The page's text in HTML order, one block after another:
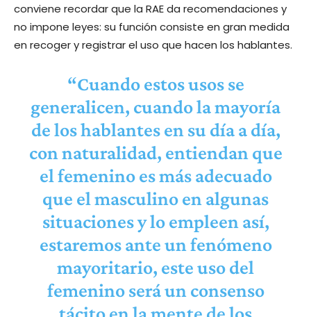
conviene recordar que la RAE da recomendaciones y
no impone leyes: su función consiste en gran medida
en recoger y registrar el uso que hacen los hablantes.
“Cuando estos usos se
generalicen, cuando la mayoría
de los hablantes en su día a día,
con naturalidad, entiendan que
el femenino es más adecuado
que el masculino en algunas
situaciones y lo empleen así,
estaremos ante un fenómeno
mayoritario, este uso del
femenino será un consenso